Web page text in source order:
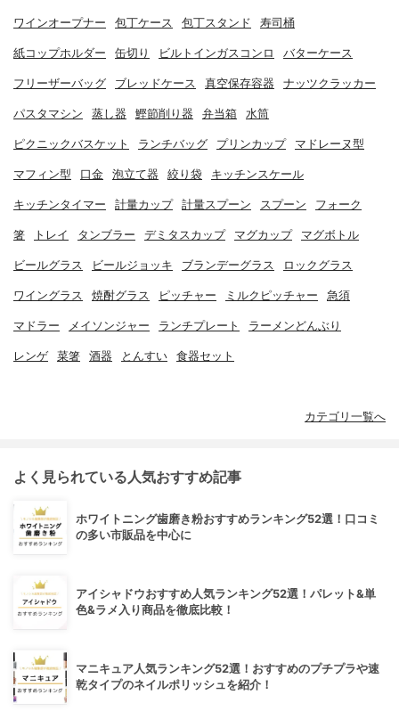
ワインオープナー 包丁ケース 包丁スタンド 寿司桶
紙コップホルダー 缶切り ビルトインガスコンロ バターケース
フリーザーバッグ ブレッドケース 真空保存容器 ナッツクラッカー
パスタマシン 蒸し器 鰹節削り器 弁当箱 水筒
ピクニックバスケット ランチバッグ プリンカップ マドレーヌ型
マフィン型 口金 泡立て器 絞り袋 キッチンスケール
キッチンタイマー 計量カップ 計量スプーン スプーン フォーク
箸 トレイ タンブラー デミタスカップ マグカップ マグボトル
ビールグラス ビールジョッキ ブランデーグラス ロックグラス
ワイングラス 焼酎グラス ピッチャー ミルクピッチャー 急須
マドラー メイソンジャー ランチプレート ラーメンどんぶり
レンゲ 菜箸 酒器 とんすい 食器セット
カテゴリ一覧へ
よく見られている人気おすすめ記事
ホワイトニング歯磨き粉おすすめランキング52選！口コミ
の多い市販品を中心に
アイシャドウおすすめ人気ランキング52選！パレット&単
色&ラメ入り商品を徹底比較！
マニキュア人気ランキング52選！おすすめのプチプラや速
乾タイプのネイルポリッシュを紹介！